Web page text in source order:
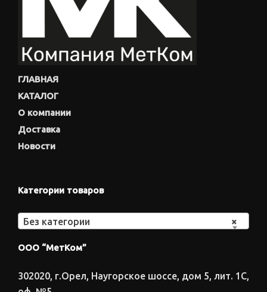
ГЛАВНАЯ
КАТАЛОГ
О компании
Доставка
Новости
Категории товаров
×
Без категории
ООО “МетКом”
302020, г.Орел, Наугорское шоссе, дом 5, лит. 1С,